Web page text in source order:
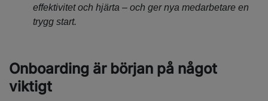
effektivitet och hjärta – och ger nya medarbetare en
trygg start.
Onboarding är början på något
viktigt